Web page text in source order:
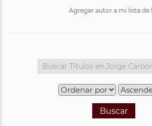
Agregar autor a mi lista de
Buscar